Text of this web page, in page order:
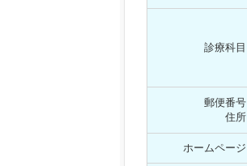
診療科目
郵便番号
住所
ホームページ